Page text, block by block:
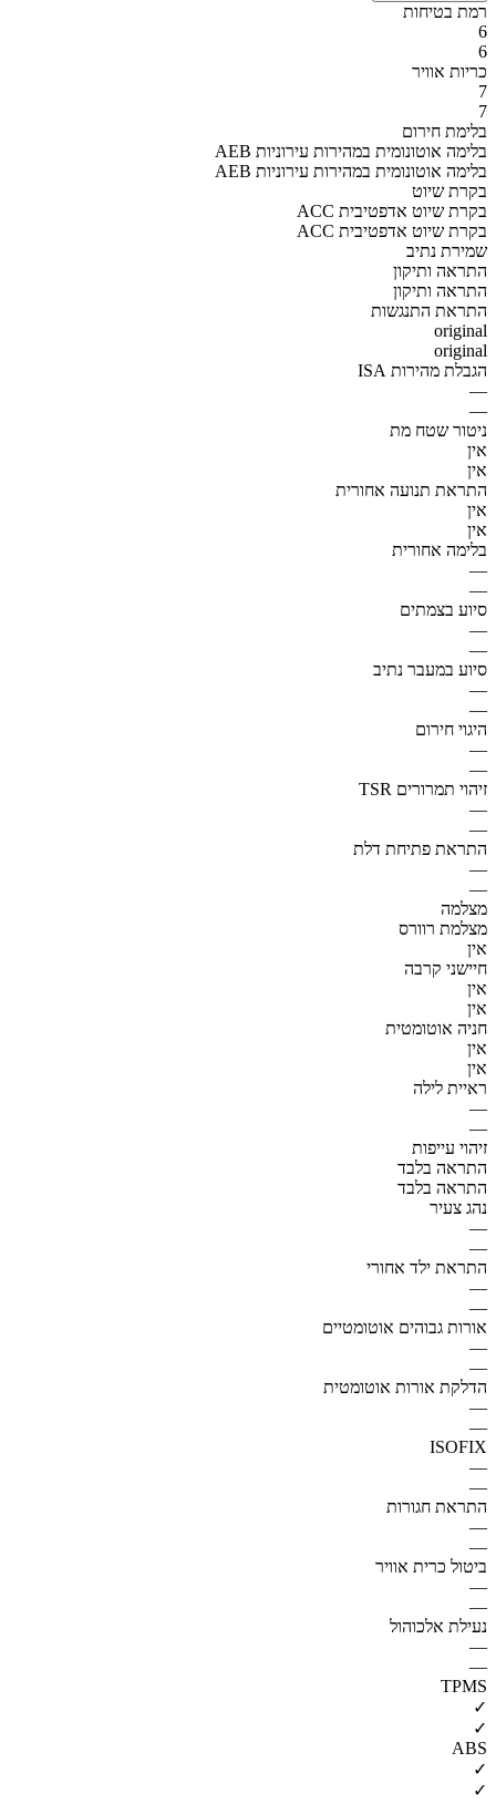
רמת בטיחות
6
6
כריות אוויר
7
7
בלימת חירום
AEB בלימה אוטונומית במהירות עירוניות
AEB בלימה אוטונומית במהירות עירוניות
בקרת שיוט
ACC בקרת שיוט אדפטיבית
ACC בקרת שיוט אדפטיבית
שמירת נתיב
התראה ותיקון
התראה ותיקון
התראת התנגשות
original
original
הגבלת מהירות ISA
—
—
ניטור שטח מת
אין
אין
התראת תנועה אחורית
אין
אין
בלימה אחורית
—
—
סיוע בצמתים
—
—
סיוע במעבר נתיב
—
—
היגוי חירום
—
—
זיהוי תמרורים TSR
—
—
התראת פתיחת דלת
—
—
מצלמה
מצלמת רוורס
אין
חיישני קרבה
אין
אין
חניה אוטומטית
אין
אין
ראיית לילה
—
—
זיהוי עייפות
התראה בלבד
התראה בלבד
נהג צעיר
—
—
התראת ילד אחורי
—
—
אורות גבוהים אוטומטיים
—
—
הדלקת אורות אוטומטית
—
—
ISOFIX
—
—
התראת חגורות
—
—
ביטול כרית אוויר
—
—
נעילת אלכוהול
—
—
TPMS
✓
✓
ABS
✓
✓